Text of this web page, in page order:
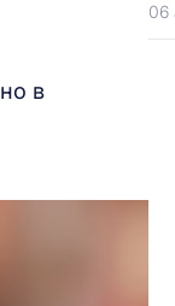
в
06